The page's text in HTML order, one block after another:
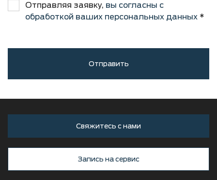
Отправляя заявку, вы согласны с
обработкой ваших персональных данных
Отправить
Свяжитесь с нами
Запись на сервис